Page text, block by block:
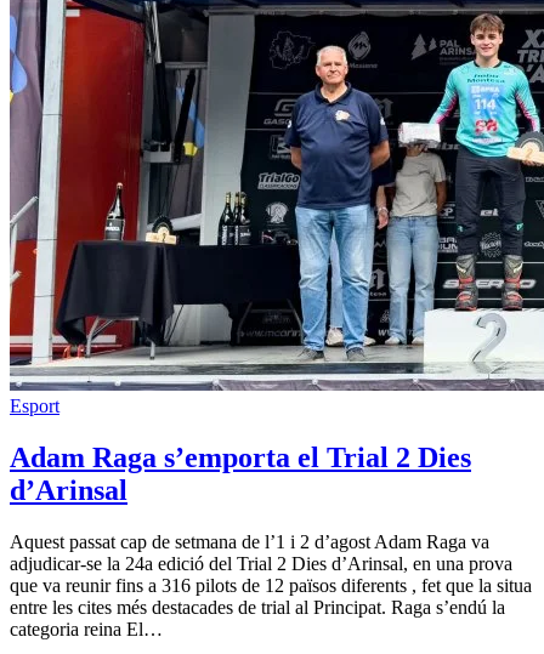
Esport
Adam Raga s’emporta el Trial 2 Dies
d’Arinsal
Aquest passat cap de setmana de l’1 i 2 d’agost Adam Raga va
adjudicar-se la 24a edició del Trial 2 Dies d’Arinsal, en una prova
que va reunir fins a 316 pilots de 12 països diferents , fet que la situa
entre les cites més destacades de trial al Principat. Raga s’endú la
categoria reina El…